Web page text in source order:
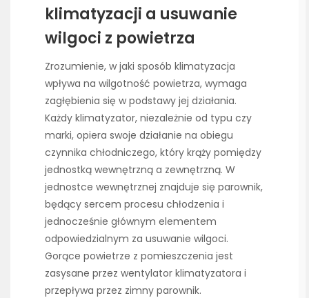
klimatyzacji a usuwanie
wilgoci z powietrza
Zrozumienie, w jaki sposób klimatyzacja
wpływa na wilgotność powietrza, wymaga
zagłębienia się w podstawy jej działania.
Każdy klimatyzator, niezależnie od typu czy
marki, opiera swoje działanie na obiegu
czynnika chłodniczego, który krąży pomiędzy
jednostką wewnętrzną a zewnętrzną. W
jednostce wewnętrznej znajduje się parownik,
będący sercem procesu chłodzenia i
jednocześnie głównym elementem
odpowiedzialnym za usuwanie wilgoci.
Gorące powietrze z pomieszczenia jest
zasysane przez wentylator klimatyzatora i
przepływa przez zimny parownik.